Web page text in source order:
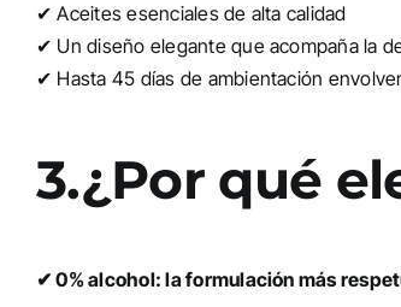
✔ Aceites esenciales de alta calidad
✔ Un diseño elegante que acompaña la
✔ Hasta 45 días de ambientación
3.¿Por qué
✔ 0% alcohol: la formulación más